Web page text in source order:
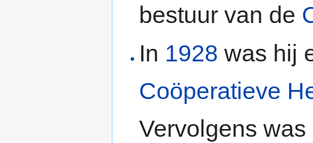
bestuur van de
In 1928 was hij
Coöperatieve
Vervolgens